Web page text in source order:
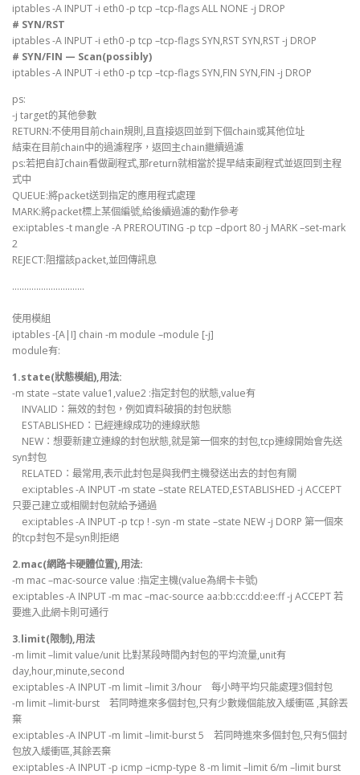
iptables -A INPUT -i eth0 -p tcp –tcp-flags ALL NONE -j DROP
# SYN/RST
iptables -A INPUT -i eth0 -p tcp –tcp-flags SYN,RST SYN,RST -j DROP
# SYN/FIN — Scan(possibly)
iptables -A INPUT -i eth0 -p tcp –tcp-flags SYN,FIN SYN,FIN -j DROP
ps:
-j target的其他參數
RETURN:不使用目前chain規則,且直接返回並到下個chain或其他位址
結束在目前chain中的過濾程序，返回主chain繼續過濾
ps:若把自訂chain看做副程式,那return就相當於提早結束副程式並返回到主程
式中
QUEUE:將packet送到指定的應用程式處理
MARK:將packet標上某個編號,給後續過濾的動作參考
ex:iptables -t mangle -A PREROUTING -p tcp –dport 80 -j MARK –set-mark
2
REJECT:阻擋該packet,並回傳訊息
…………………………
使用模組
iptables -[A|I] chain -m module –module [-j]
module有:
1.state(狀態模組),用法:
-m state –state value1,value2 :指定封包的狀態,value有
INVALID：無效的封包，例如資料破損的封包狀態
ESTABLISHED：已經連線成功的連線狀態
NEW：想要新建立連線的封包狀態,就是第一個來的封包,tcp連線開始會先送
syn封包
RELATED：最常用,表示此封包是與我們主機發送出去的封包有關
ex:iptables -A INPUT -m state –state RELATED,ESTABLISHED -j ACCEPT
只要己建立或相關封包就給予通過
ex:iptables -A INPUT -p tcp ! -syn -m state –state NEW -j DORP 第一個來
的tcp封包不是syn則拒絕
2.mac(網路卡硬體位置),用法:
-m mac –mac-source value :指定主機(value為網卡卡號)
ex:iptables -A INPUT -m mac –mac-source aa:bb:cc:dd:ee:ff -j ACCEPT 若
要進入此網卡則可通行
3.limit(限制),用法
-m limit –limit value/unit 比對某段時間內封包的平均流量,unit有
day,hour,minute,second
ex:iptables -A INPUT -m limit –limit 3/hour 每小時平均只能處理3個封包
-m limit –limit-burst 若同時進來多個封包,只有少數幾個能放入緩衝區 ,其餘丟
棄
ex:iptables -A INPUT -m limit –limit-burst 5 若同時進來多個封包,只有5個封
包放入緩衝區,其餘丟棄
ex:iptables -A INPUT -p icmp –icmp-type 8 -m limit –limit 6/m –limit burst